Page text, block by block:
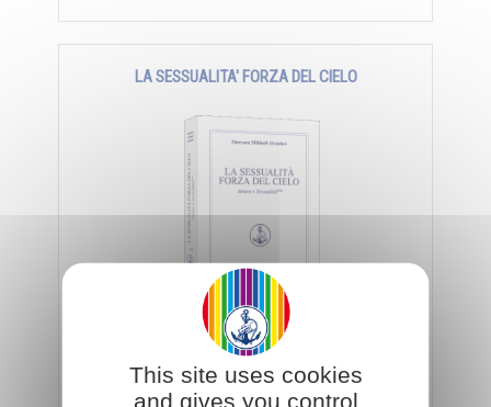
LA SESSUALITA' FORZA DEL CIELO
Un nuovo sguardo sull'amore che lega all'intero
universo, alla bellezza della terra, del cielo, del sole,
delle costellazioni...
This site uses cookies
and gives you control